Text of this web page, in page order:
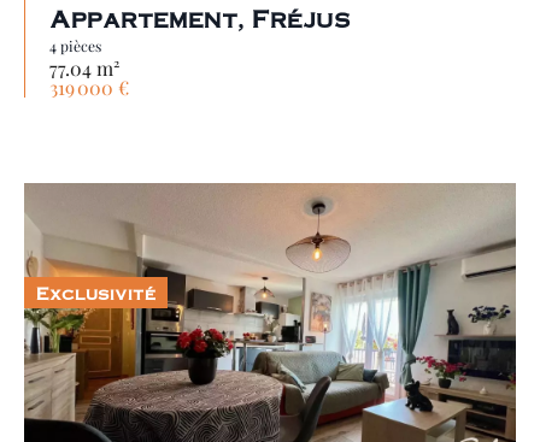
Appartement, Fréjus
4 pièces
77.04 m²
319 000 €
Exclusivité